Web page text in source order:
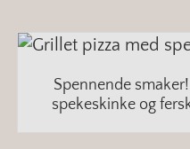
Spennende
spekeskinke og